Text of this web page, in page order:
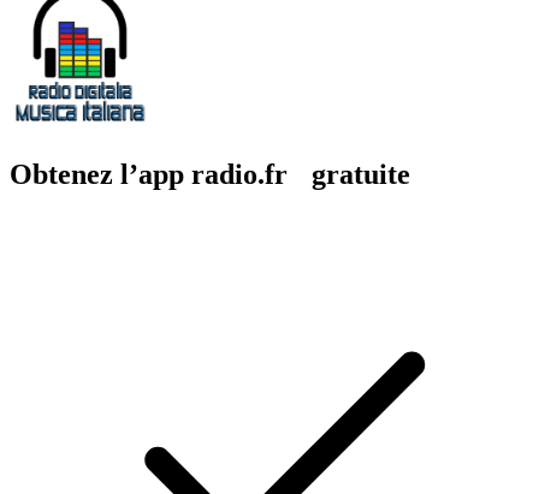
Obtenez l’app radio.fr gratuite